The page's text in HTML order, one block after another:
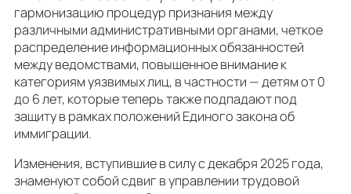
гармонизацию процедур признания между
различными административными органами, четкое
распределение информационных обязанностей
между ведомствами, повышенное внимание к
категориям уязвимых лиц, в частности — детям от 0
до 6 лет, которые теперь также подпадают под
защиту в рамках положений Единого закона об
иммиграции.
Изменения, вступившие в силу с декабря 2025 года,
знаменуют собой сдвиг в управлении трудовой